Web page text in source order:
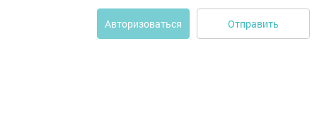
Авторизоваться Отправить